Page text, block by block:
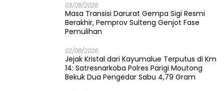
03/08/2026
Masa Transisi Darurat Gempa Sigi Resmi
Berakhir, Pemprov Sulteng Genjot Fase
Pemulihan
02/08/2026
Jejak Kristal dari Kayumalue Terputus di Km
14: Satresnarkoba Polres Parigi Moutong
Bekuk Dua Pengedar Sabu 4,79 Gram